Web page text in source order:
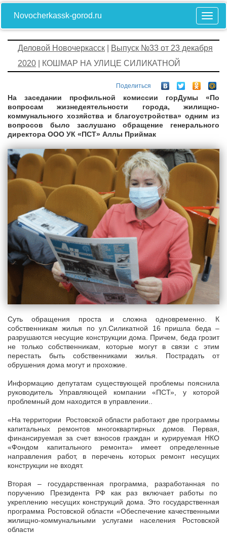
Novocherkassk-gorod.ru
Деловой Новочеркасск
Выпуск №33 от 23 декабря
2020 | КОШМАР НА УЛИЦЕ СИЛИКАТНОЙ
Поделиться
На заседании профильной комиссии горДумы «По
вопросам жизнедеятельности города, жилищно-
коммунального хозяйства и благоустройства» одним из
вопросов было заслушано обращение генерального
директора ООО УК «ПСТ» Аллы Приймак
Суть обращения проста и сложна одновременно. К
собственникам жилья по ул.Силикатной 16 пришла беда –
разрушаются несущие конструкции дома. Причем, беда грозит
не только собственникам, которые могут в связи с этим
перестать быть собственниками жилья. Пострадать от
обрушения дома могут и прохожие.
Информацию депутатам существующей проблемы пояснила
руководитель Управляющей компании «ПСТ», у которой
проблемный дом находится в управлении..
«На территории Ростовской области работают две программы
капитальных ремонтов многоквартирных домов. Первая,
финансируемая за счет взносов граждан и курируемая НКО
«Фондом капитального ремонта» имеет определенные
направления работ, в перечень которых ремонт несущих
конструкции не входят.
Вторая – государственная программа, разработанная по
поручению Президента РФ как раз включает работы по
укреплению несущих конструкций дома. Это государственная
программа Ростовской области «Обеспечение качественными
жилищно-коммунальными услугами населения Ростовской
области